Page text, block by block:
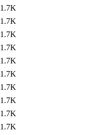
1.7K
1.7K
1.7K
1.7K
1.7K
1.7K
1.7K
1.7K
1.7K
1.7K